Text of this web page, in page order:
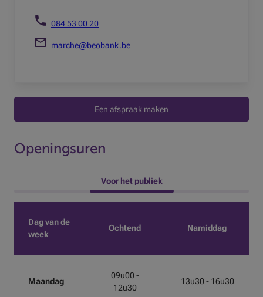
084 53 00 20
marche@beobank.be
Een afspraak maken
Openingsuren
Voor het publiek
Dag van de
week
Ochtend Namiddag
Maandag
09u00 -
12u30
13u30 - 16u30